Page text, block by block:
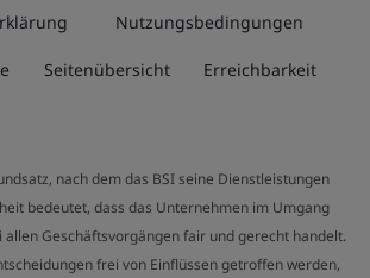
Nutzungsbedingungen
Seitenübersicht Erreichbarkeit
nach dem das BSI seine Dienstleistungen
bedeutet, dass das Unternehmen im Umgang
allen Geschäftsvorgängen fair und gerecht handelt.
frei von Einflüssen getroffen werden,